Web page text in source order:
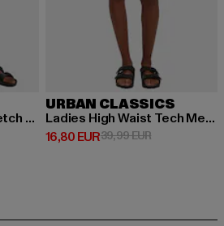
Ladies Essentials Stretch Denim 5 Pocket
promotion: 49,99 EUR
URBAN CLASSICS
Ladies High Waist Tech Mesh Aop Cycle
16,80 EUR
Prix courant: 16,80 EUR
39,99 EURPrix en